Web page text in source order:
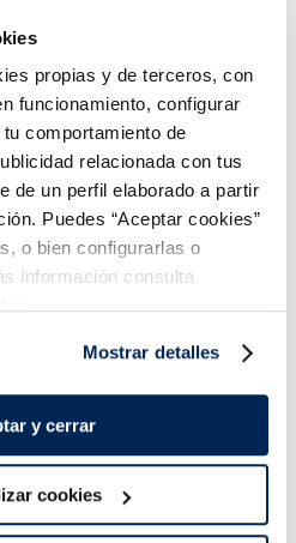
propias y de terceros, con
funcionamiento, configurar
comportamiento de
relacionada con tus
de un perfil elaborado a partir
Puedes “Aceptar cookies”
o bien configurarlas o
información consulta
Mostrar detalles
y cerrar
cookies
un menú de 10!
Filetes de salmón
Añadir